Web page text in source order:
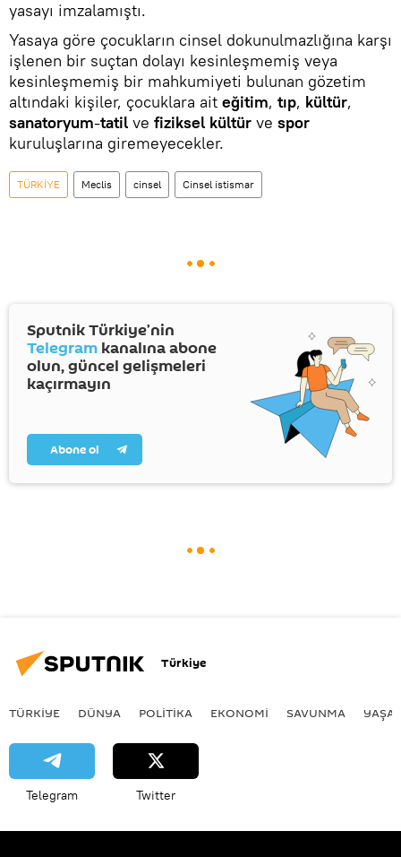
yasayı imzalamıştı.
Yasaya göre çocukların cinsel dokunulmazlığına karşı
işlenen bir suçtan dolayı kesinleşmemiş veya
kesinleşmemiş bir mahkumiyeti bulunan gözetim
altındaki kişiler, çocuklara ait eğitim, tıp, kültür,
sanatoryum-tatil ve fiziksel kültür ve spor
kuruluşlarına giremeyecekler.
TÜRKİYE Meclis cinsel Cinsel istismar
Sputnik Türkiye’nin
Telegram kanalına abone
olun, güncel gelişmeleri
kaçırmayın
Abone ol
Türkiye
TÜRKIYE DÜNYA POLİTİKA EKONOMİ SAVUNMA
Telegram Twitter